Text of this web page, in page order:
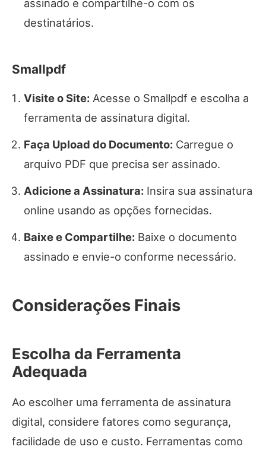
assinado e compartilhe-o com os
destinatários.
Smallpdf
Visite o Site: Acesse o Smallpdf e escolha a
ferramenta de assinatura digital.
Faça Upload do Documento: Carregue o
arquivo PDF que precisa ser assinado.
Adicione a Assinatura: Insira sua assinatura
online usando as opções fornecidas.
Baixe e Compartilhe: Baixe o documento
assinado e envie-o conforme necessário.
Considerações Finais
Escolha da Ferramenta
Adequada
Ao escolher uma ferramenta de assinatura
digital, considere fatores como segurança,
facilidade de uso e custo. Ferramentas como